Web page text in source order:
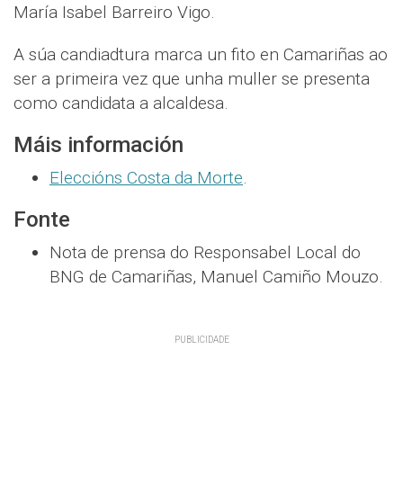
María Isabel Barreiro Vigo.
A súa candiadtura marca un fito en Camariñas ao
ser a primeira vez que unha muller se presenta
como candidata a alcaldesa.
Máis información
Eleccións Costa da Morte.
Fonte
Nota de prensa do Responsabel Local do
BNG de Camariñas, Manuel Camiño Mouzo.